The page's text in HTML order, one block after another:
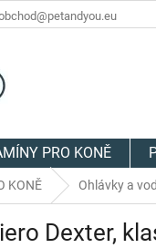
PRO KONĚ
KONĚ Ohlávky a
Dexter,